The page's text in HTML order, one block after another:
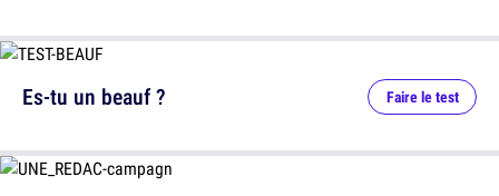
Es-tu un beauf ? Faire le test